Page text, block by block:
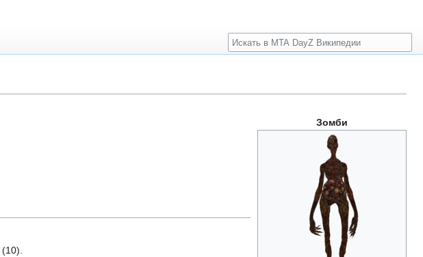
Зомби
(10).
Поиск